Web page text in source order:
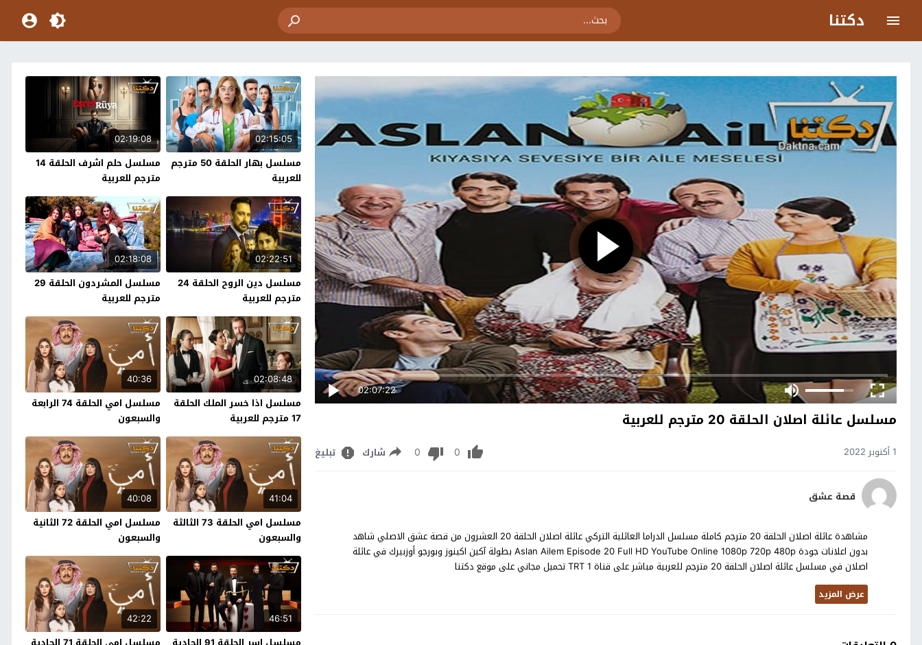
دكتنا
02:07:22
مسلسل عائلة اصلان الحلقة 20 مترجم للعربية
1 أكتوبر 2022 0
0 شارك تبليغ
قصة عشق
مشاهدة عائلة اصلان الحلقة 20 مترجم كاملة مسلسل الدراما العائلية التركي عائلة اصلان الحلقة 20 العشرون من قصة عشق الاصلي شاهد
بدون اعلانات جودة Aslan Ailem Episode 20 Full HD YouTube Online 1080p 720p 480p بطولة آكين اكينوز وبورجو أوزبيرك في عائلة
اصلان في مسلسل عائلة اصلان الحلقة 20 مترجم للعربية مباشر على قناة TRT 1 تحميل مجاني على موقع دكتنا
عرض المزيد
02:15:05
مسلسل بهار الحلقة 50 مترجم
للعربية
02:19:08
مسلسل حلم اشرف الحلقة 14
مترجم للعربية
02:22:51
مسلسل دين الروح الحلقة 24
مترجم للعربية
02:18:08
مسلسل المشردون الحلقة 29
مترجم للعربية
02:08:48
مسلسل اذا خسر الملك الحلقة
17 مترجم للعربية
40:36
مسلسل امي الحلقة 74 الرابعة
والسبعون
41:04
مسلسل امي الحلقة 73 الثالثة
والسبعون
40:08
مسلسل امي الحلقة 72 الثانية
والسبعون
46:51
42:22